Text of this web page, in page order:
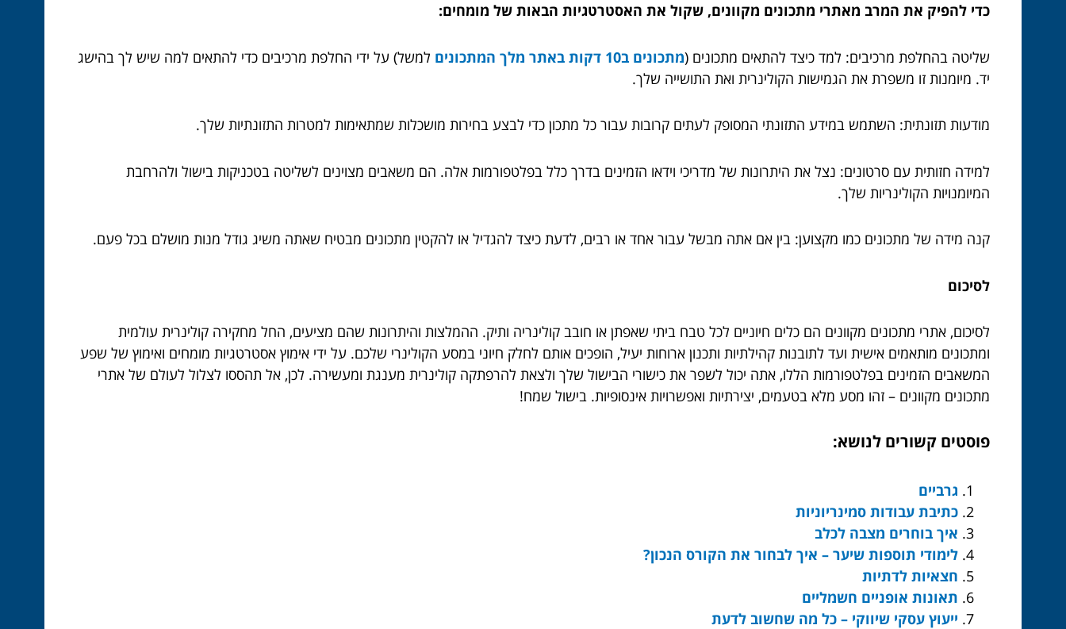
כדי להפיק את המרב מאתרי מתכונים מקוונים, שקול את האסטרטגיות הבאות של מומחים:
שליטה בהחלפת מרכיבים: למד כיצד להתאים מתכונים (מתכונים ב10 דקות באתר מלך המתכונים
למשל) על ידי החלפת מרכיבים כדי להתאים למה שיש לך בהישג
יד. מיומנות זו משפרת את הגמישות הקולינרית ואת התושייה שלך.
מודעות תזונתית: השתמש במידע התזונתי המסופק לעתים קרובות עבור כל מתכון כדי לבצע בחירות מושכלות שמתאימות למטרות התזונתיות שלך.
למידה חזותית עם סרטונים: נצל את היתרונות של מדריכי וידאו הזמינים בדרך כלל בפלטפורמות אלה. הם משאבים מצוינים לשליטה בטכניקות בישול ולהרחבת
המיומנויות הקולינריות שלך.
קנה מידה של מתכונים כמו מקצוען: בין אם אתה מבשל עבור אחד או רבים, לדעת כיצד להגדיל או להקטין מתכונים מבטיח שאתה משיג גודל מנות מושלם בכל פעם.
לסיכום
לסיכום, אתרי מתכונים מקוונים הם כלים חיוניים לכל טבח ביתי שאפתן או חובב קולינריה ותיק. ההמלצות והיתרונות שהם מציעים, החל מחקירה קולינרית עולמית
ומתכונים מותאמים אישית ועד לתובנות קהילתיות ותכנון ארוחות יעיל, הופכים אותם לחלק חיוני במסע הקולינרי שלכם. על ידי אימוץ אסטרטגיות מומחים ואימוץ של שפע
המשאבים הזמינים בפלטפורמות הללו, אתה יכול לשפר את כישורי הבישול שלך ולצאת להרפתקה קולינרית מענגת ומעשירה. לכן, אל תהססו לצלול לעולם של אתרי
מתכונים מקוונים – זהו מסע מלא בטעמים, יצירתיות ואפשרויות אינסופיות. בישול שמח!
פוסטים קשורים לנושא:
גרביים
כתיבת עבודות סמינריוניות
איך בוחרים מצבה לכלב
לימודי תוספות שיער – איך לבחור את הקורס הנכון?
חצאיות לדתיות
תאונות אופניים חשמליים
ייעוץ עסקי שיווקי – כל מה שחשוב לדעת